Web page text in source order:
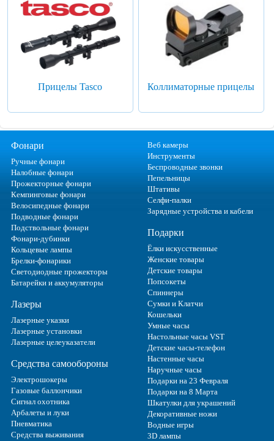
Прицелы Tasco Коллиматорные прицелы
Фонари
Ручные фонари
Налобные фонари
Прожекторные фонари
Кемпинговые фонари
Велосипедные фонари
Подводные фонари
Подствольные фонари
Фонари-дубинки
Кольцевые лампы
Брелки-фонарики
Светодиодные прожекторы
Батарейки и аккумуляторы
Лазеры
Лазерные указки
Лазерные установки
Лазерные целеуказатели
Средства самообороны
Электрошокеры
Газовые баллончики
Сигнал охотника
Арбалеты и луки
Пневматика
Средства выживания
Веб камеры
Инструменты
Беспроводные звонки
Пепельницы
Штативы
Селфи-палки
Зарядные устройства и кабели
Подарки
Ёлки искусственные
Женские товары
Детские товары
Попсокеты
Спиннеры
Сумки и Клатчи
Кошельки
Умные часы
Настольные часы VST
Детские часы-телефон
Настенные часы
Наручные часы
Подарки на 23 Февраля
Подарки на 8 Марта
Шкатулки для украшений
Декоративные ножи
Водные игры
3D лампы